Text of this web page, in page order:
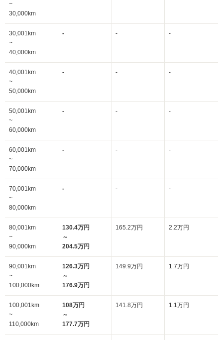
~
30,000km
30,001km
~
40,000km
- - -
40,001km
~
50,000km
- - -
50,001km
~
60,000km
- - -
60,001km
~
70,000km
- - -
70,001km
~
80,000km
- - -
80,001km
~
90,000km
130.4万円
～
204.5万円
165.2万円 2.2万円
90,001km
~
100,000km
126.3万円
～
176.9万円
149.9万円 1.7万円
100,001km
~
110,000km
108万円
～
177.7万円
141.8万円 1.1万円